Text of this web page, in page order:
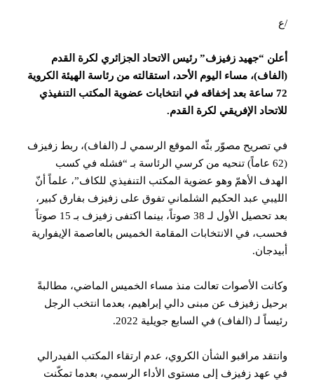
“جهيد زفيزف” رئيس الاتحاد الجزائري لكرة القدم
مساء اليوم الأحد، استقالته من رئاسة الهيئة الكروية
في انتخابات عضوية المكتب التنفيذي
الإفريقي لكرة القدم.
تصريح مصوّر بثّه الموقع الرسمي لـ (الفاف)، ربط زفيزف
(62 عاماً) تنحيه من كرسي الرئاسة بـ “فشله في كسب
الأهمّ وهو عضوية المكتب التنفيذي للكاف”، علماً أنّ
عبد الحكيم الشلماني تفوق على زفيزف بفارق كبير،
بعد تحصيل الأول لـ 38 صوتاً، بينما اكتفى زفيزف بـ 15 صوتاً
في الانتخابات المقامة الخميس بالعاصمة الإيفوارية
الأصوات تعالت منذ مساء الخميس الماضي، مطالبةً
زفيزف عن مبنى دالي إبراهيم، بعدما انتخب الرجل
لـ (الفاف) في السابع جويلية 2022.
مراقبو الشأن الكروي، عدم ارتقاء المكتب الفيدرالي
عهد زفيزف إلى مستوى الأداء الرسمي، بعدما تمكّنت